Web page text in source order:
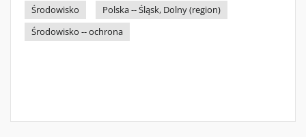
Środowisko
Polska -- Śląsk, Dolny (region)
Środowisko -- ochrona